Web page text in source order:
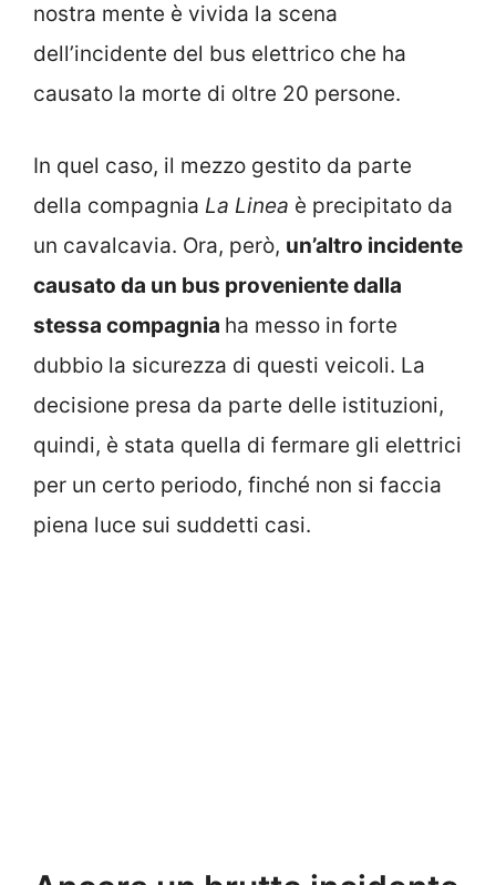
nostra mente è vivida la scena
dell’incidente del bus elettrico che ha
causato la morte di oltre 20 persone.
In quel caso, il mezzo gestito da parte
della compagnia La Linea è precipitato da
un cavalcavia. Ora, però, un’altro incidente
causato da un bus proveniente dalla
stessa compagnia ha messo in forte
dubbio la sicurezza di questi veicoli. La
decisione presa da parte delle istituzioni,
quindi, è stata quella di fermare gli elettrici
per un certo periodo, finché non si faccia
piena luce sui suddetti casi.